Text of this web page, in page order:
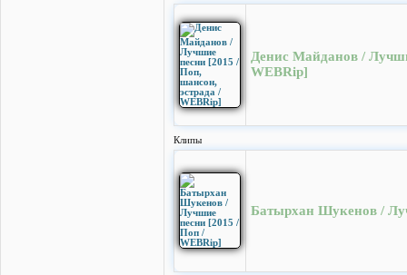
Денис Майданов /
WEBRip]
Клипы
Батырхан Шукенов /